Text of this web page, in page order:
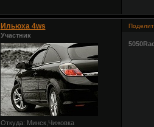
Ильюха 4ws
Участник
Откуда: Минск,Чижовка